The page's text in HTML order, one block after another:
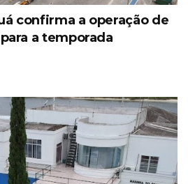
confirma a operação de
a temporada